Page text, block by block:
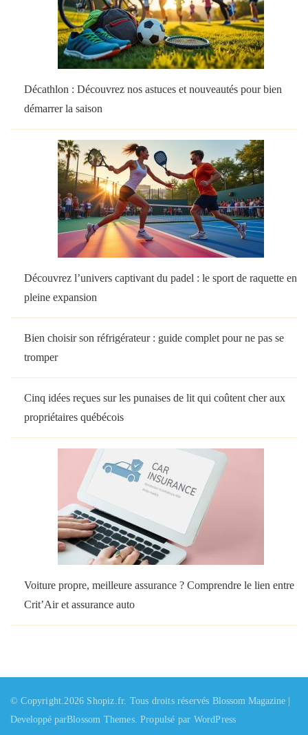
Décathlon : Découvrez nos astuces et nouveautés pour bien
démarrer la saison
Découvrez l’univers captivant du padel : le sport de raquette en
pleine expansion
Bien choisir son réfrigérateur : guide complet pour ne pas se
tromper
Cinq idées reçues sur les punaises de lit qui coûtent cher aux
propriétaires québécois
Voiture propre, meilleure assurance ? Comprendre le lien entre
Crit’Air et assurance auto
© Copyright.2026 Shopiz.fr. Tous droits réservés Blossom Magazine |
Developpé parBlossom Themes. Propulsé par WordPress